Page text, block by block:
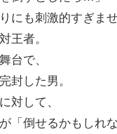
にも刺激的すぎませ
王者。
台で、
封した男。
対して、
「倒せるかもしれ